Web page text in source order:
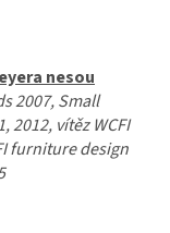
nesou
2007, Small
2012, vítěz WCFI
furniture design